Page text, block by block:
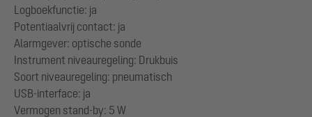
Logboekfunctie: ja
Potentiaalvrij contact: ja
Alarmgever: optische sonde
Instrument niveauregeling: Drukbuis
Soort niveauregeling: pneumatisch
USB-interface: ja
Vermogen stand-by: 5 W